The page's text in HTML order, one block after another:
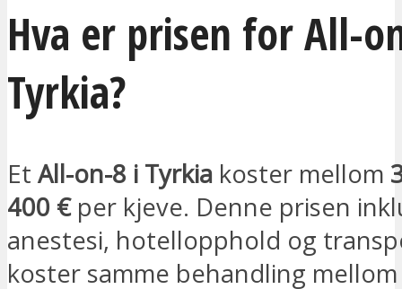
Hva er prisen for All-
Tyrkia?
Et All-on-8 i Tyrkia koster mellom
400 €per kjeve. Denne prisen
anestesi, hotellopphold og
koster samme behandling